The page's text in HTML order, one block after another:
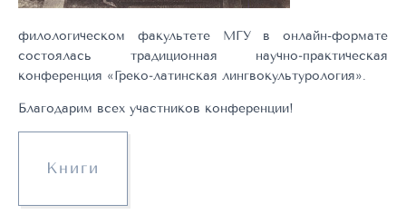
филологическом факультете МГУ в онлайн-формате
состоялась традиционная научно‑практическая
конференция «Греко‑латинская лингвокультурология».
Благодарим всех участников конференции!
Книги